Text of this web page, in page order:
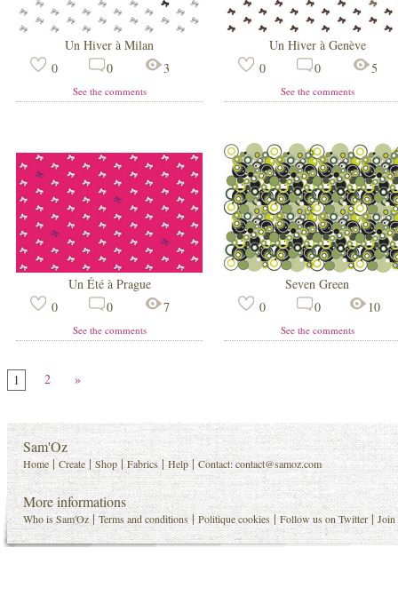
Un Hiver à Milan
0
0 3
See the comments
Un Hiver à Genève
0
0 5
See the comments
Un Été à Prague
0
0 7
See the comments
Seven Green
0
0 10
See the comments
1 2 »
Sam'Oz
Home |Create |Shop |Fabrics |Help |Contact:contact@samoz.com
More informations
Who is Sam'Oz |Terms and conditions |Politique cookies |Follow us on Twitter |Join